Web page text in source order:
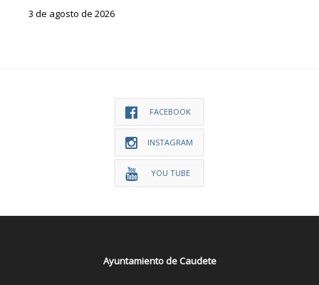
3 de agosto de 2026
FACEBOOK
INSTAGRAM
YOU TUBE
Ayuntamiento de Caudete